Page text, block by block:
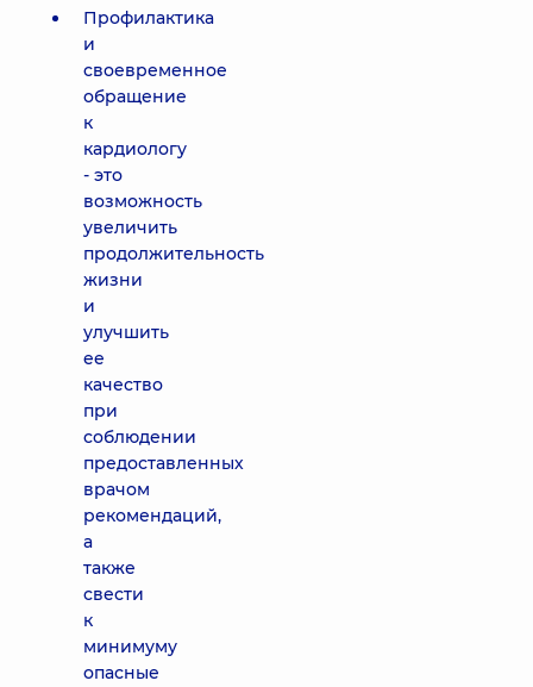
Профилактика
и
своевременное
обращение
к
кардиологу
- это
возможность
увеличить
продолжительность
жизни
и
улучшить
ее
качество
при
соблюдении
предоставленных
врачом
рекомендаций,
а
также
свести
к
минимуму
опасные